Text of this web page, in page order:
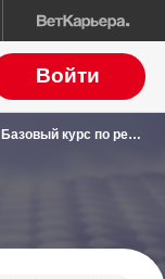
Войти
Читай, не стрессуй! Базовый курс по рентгенографии грудной полости